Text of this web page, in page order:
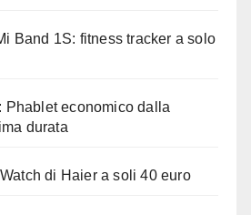
Band 1S: fitness tracker a solo
Phablet economico dalla
durata
di Haier a soli 40 euro